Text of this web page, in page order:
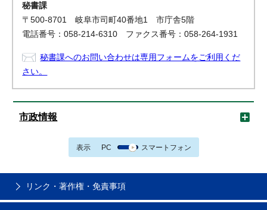
秘書課
〒500-8701 岐阜市司町40番地1 市庁舎5階
電話番号：058-214-6310 ファクス番号：058-264-1931
秘書課へのお問い合わせは専用フォームをご利用くだ
さい。
市政情報
表示 PC スマートフォン
リンク・著作権・免責事項